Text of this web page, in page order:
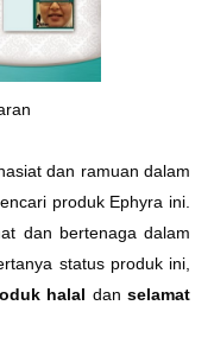
dan ramuan dalam
produk Ephyra ini.
dan bertenaga dalam
status produk ini,
halal dan selamat